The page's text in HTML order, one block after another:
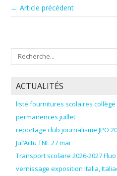
← Article précédent
ACTUALITÉS
liste fournitures scolaires collège
permanences juillet
reportage club journalisme JPO
Jul’Actu TNE 27 mai
Transport scolaire 2026-2027
vernissage exposition Italia,